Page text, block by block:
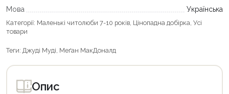
Мова
Українська
Категорії: Маленькі читолюби 7-10 років, Цінопадна добірка, Усі
товари
Теги: Джуді Муді, Меґан МакДоналд
Опис